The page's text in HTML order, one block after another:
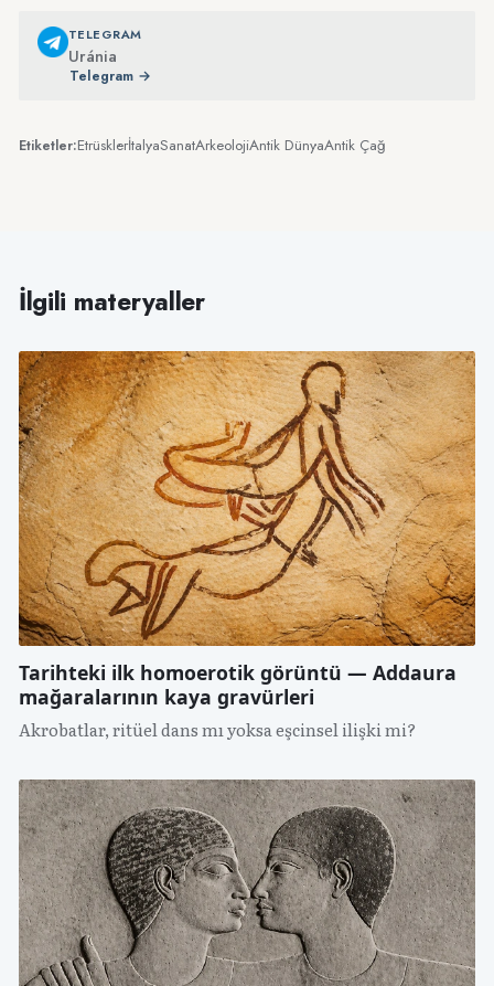
TELEGRAM
Uránia
Telegram →
Etiketler:EtrüsklerİtalyaSanatArkeolojiAntik DünyaAntik Çağ
İlgili materyaller
Tarihteki ilk homoerotik görüntü — Addaura
mağaralarının kaya gravürleri
Akrobatlar, ritüel dans mı yoksa eşcinsel ilişki mi?